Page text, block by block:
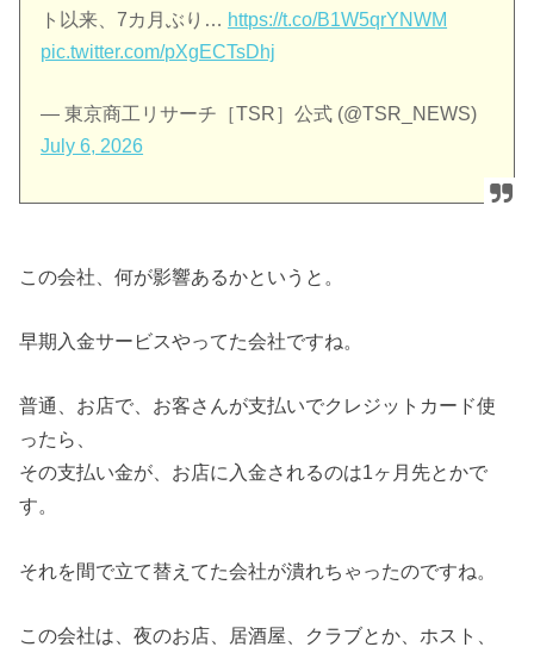
ト以来、7カ月ぶり… https://t.co/B1W5qrYNWM
pic.twitter.com/pXgECTsDhj
— 東京商工リサーチ［TSR］公式 (@TSR_NEWS)
July 6, 2026
この会社、何が影響あるかというと。
早期入金サービスやってた会社ですね。
普通、お店で、お客さんが支払いでクレジットカード使
ったら、
その支払い金が、お店に入金されるのは1ヶ月先とかで
す。
それを間で立て替えてた会社が潰れちゃったのですね。
この会社は、夜のお店、居酒屋、クラブとか、ホスト、